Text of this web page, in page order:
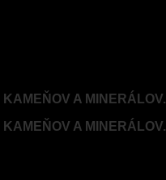
A MINERÁLOV.
A MINERÁLOV.